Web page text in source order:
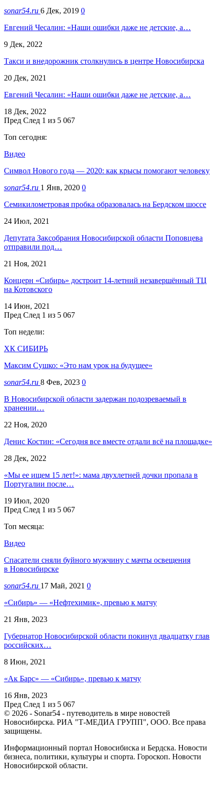
sonar54.ru 6 Дек, 2019 0
Евгений Чесалин: «Наши ошибки даже не детские, а…
9 Дек, 2022
Такси и внедорожник столкнулись в центре Новосибирска
20 Дек, 2021
Евгений Чесалин: «Наши ошибки даже не детские, а…
18 Дек, 2022
Пред След 1 из 5 067
Топ сегодня:
Видео
Символ Нового года — 2020: как крысы помогают человеку
sonar54.ru 1 Янв, 2020 0
Семикилометровая пробка образовалась на Бердском шоссе
24 Июл, 2021
Депутата Заксобрания Новосибирской области Поповцева
отправили под…
21 Ноя, 2021
Концерн «Сибирь» достроит 14-летний незавершённый ТЦ
на Котовского
14 Июн, 2021
Пред След 1 из 5 067
Топ недели:
ХК СИБИРЬ
Максим Сушко: «Это нам урок на будущее»
sonar54.ru 8 Фев, 2023 0
В Новосибирской области задержан подозреваемый в
хранении…
22 Ноя, 2020
Денис Костин: «Сегодня все вместе отдали всё на площадке»
28 Дек, 2022
«Мы ее ищем 15 лет!»: мама двухлетней дочки пропала в
Португалии после…
19 Июл, 2020
Пред След 1 из 5 067
Топ месяца:
Видео
Спасатели сняли буйного мужчину с мачты освещения
в Новосибирске
sonar54.ru 17 Май, 2021 0
«Сибирь» — «Нефтехимик», превью к матчу
21 Янв, 2023
Губернатор Новосибирской области покинул двадцатку глав
российских…
8 Июн, 2021
«Ак Барс» — «Сибирь», превью к матчу
16 Янв, 2023
Пред След 1 из 5 067
© 2026 - Sonar54 - путеводитель в мире новостей
Новосибирска. РИА "Т-МЕДИА ГРУПП", ООО. Все права
защищены.
Информационный портал Новосибиска и Бердска. Новости
бизнеса, политики, культуры и спорта. Гороскоп. Новости
Новосибирской области.